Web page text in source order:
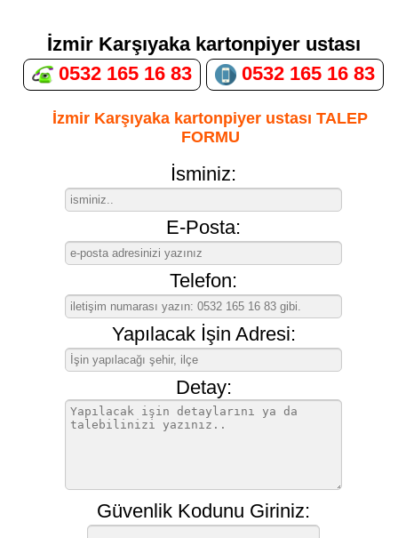
İzmir Karşıyaka kartonpiyer ustası
0532 165 16 83
0532 165 16 83
İzmir Karşıyaka kartonpiyer ustası TALEP
FORMU
İsminiz:
E-Posta:
Telefon:
Yapılacak İşin Adresi:
Detay:
Güvenlik Kodunu Giriniz: